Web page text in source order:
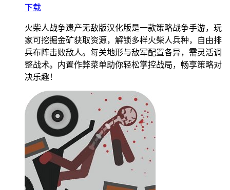
下载
火柴人战争遗产无敌版汉化版是一款策略战争手游，玩
家可挖掘金矿获取资源，解锁多样火柴人兵种，自由排
兵布阵击败敌人。每关地形与敌军配置各异，需灵活调
整战术。内置作弊菜单助你轻松掌控战局，畅享策略对
决乐趣！